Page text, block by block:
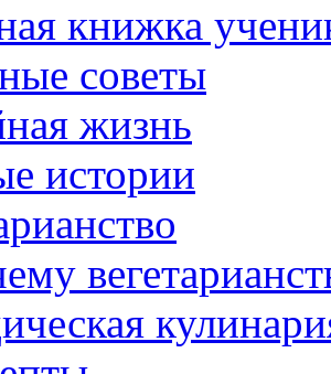
книжка
советы
жизнь
истории